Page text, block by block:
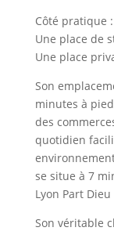
Côté pratique :
Une place de
Une place
Son
minutes à
des
quotidien
se situe à 7
Lyon Part
Son véritable